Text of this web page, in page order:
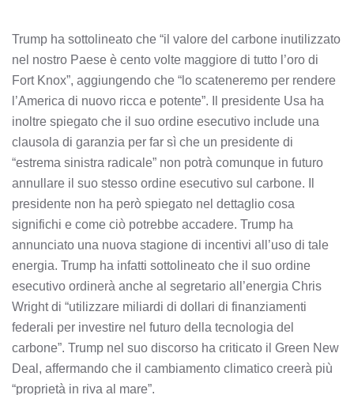
Trump ha sottolineato che “il valore del carbone inutilizzato
nel nostro Paese è cento volte maggiore di tutto l’oro di
Fort Knox”, aggiungendo che “lo scateneremo per rendere
l’America di nuovo ricca e potente”. Il presidente Usa ha
inoltre spiegato che il suo ordine esecutivo include una
clausola di garanzia per far sì che un presidente di
“estrema sinistra radicale” non potrà comunque in futuro
annullare il suo stesso ordine esecutivo sul carbone. Il
presidente non ha però spiegato nel dettaglio cosa
significhi e come ciò potrebbe accadere. Trump ha
annunciato una nuova stagione di incentivi all’uso di tale
energia. Trump ha infatti sottolineato che il suo ordine
esecutivo ordinerà anche al segretario all’energia Chris
Wright di “utilizzare miliardi di dollari di finanziamenti
federali per investire nel futuro della tecnologia del
carbone”. Trump nel suo discorso ha criticato il Green New
Deal, affermando che il cambiamento climatico creerà più
“proprietà in riva al mare”.